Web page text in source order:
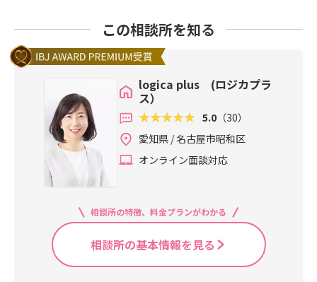
この相談所を知る
logica plus (ロジカプラ
ス）
5.0 （30）
愛知県 / 名古屋市昭和区
オンライン面談対応
相談所の特徴、料金プランがわかる
相談所の基本情報を見る